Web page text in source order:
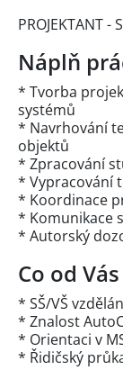
PROJEKTANT -
Náplň
* Tvorba
systémů
* Navrhování
objektů
* Zpracování
* Vypracování
* Koordinace
* Komunikace
* Autorský
Co od
* SŠ/VŠ
* Znalost
* Orientaci v
* Řidičský